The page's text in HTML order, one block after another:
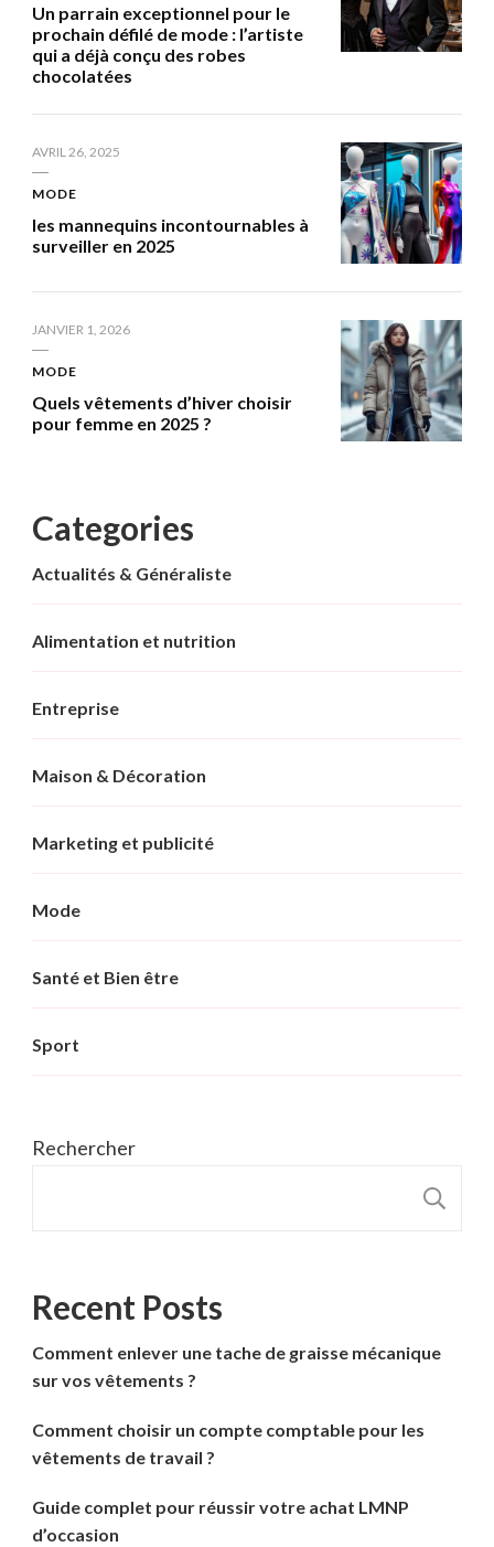
Un parrain exceptionnel pour le
prochain défilé de mode : l’artiste
qui a déjà conçu des robes
chocolatées
AVRIL 26, 2025
MODE
les mannequins incontournables à
surveiller en 2025
JANVIER 1, 2026
MODE
Quels vêtements d’hiver choisir
pour femme en 2025 ?
Categories
Actualités & Généraliste
Alimentation et nutrition
Entreprise
Maison & Décoration
Marketing et publicité
Mode
Santé et Bien être
Sport
Rechercher
Recent Posts
Comment enlever une tache de graisse mécanique
sur vos vêtements ?
Comment choisir un compte comptable pour les
vêtements de travail ?
Guide complet pour réussir votre achat LMNP
d’occasion